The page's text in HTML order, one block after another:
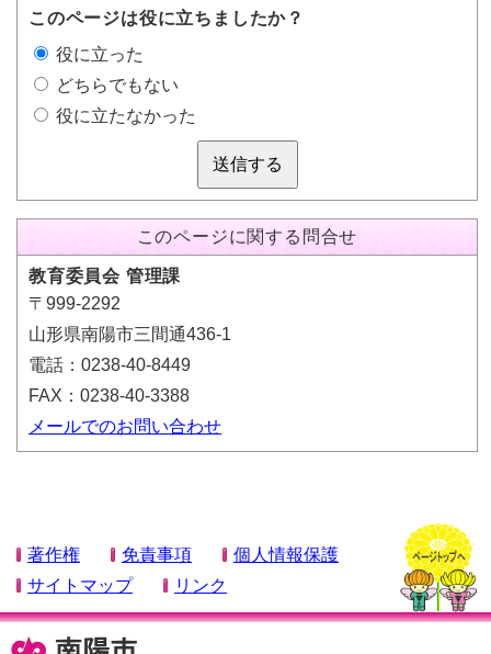
このページは役に立ちましたか？
役に立った
どちらでもない
役に立たなかった
送信する
このページに関する問合せ
教育委員会 管理課
〒999-2292
山形県南陽市三間通436-1
電話：0238-40-8449
FAX：0238-40-3388
メールでのお問い合わせ
著作権 免責事項
個人情報保護
サイトマップ
リンク